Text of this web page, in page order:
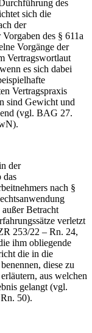
des
sich die
der
des § 611a
Vorgänge der
Vertragswortlaut
es sich dabei
Vertragspraxis
sind Gewicht und
(vgl. BAG 27.
der
das
nach §
Betracht
verletzt
253/22 – Rn. 24,
ihm obliegende
die in die
diese zu
aus welchen
gelangt (vgl.
50).